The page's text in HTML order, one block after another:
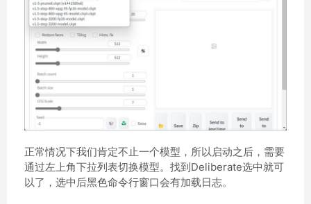
正常情况下我们肯定不止一个模型，所以启动之后，需要
通过左上角下拉列表切换模型。找到Deliberate选中就可
以了，选中后黑色命令行窗口会有加载日志。